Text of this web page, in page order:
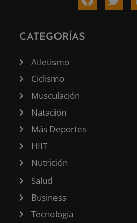
CATEGORÍAS
Atletismo
Ciclismo
Musculación
Natación
Más Deportes
HIIT
Nutrición
Salud
Business
Tecnología